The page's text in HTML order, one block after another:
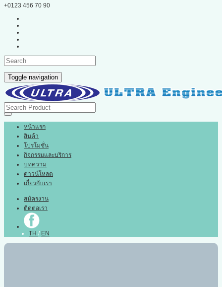
+0123 456 70 90
Toggle navigation
หน้าแรก
สินค้า
โปรโมชั่น
กิจกรรมและบริการ
บทความ
ดาวน์โหลด
เกี่ยวกับเรา
สมัครงาน
ติดต่อเรา
TH / EN